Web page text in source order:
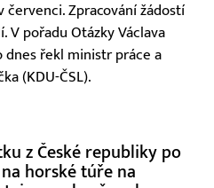
Zpracování žádostí
V pořadu Otázky Václava
dnes řekl ministr práce a
(KDU-ČSL).
z České republiky po
horské túře na